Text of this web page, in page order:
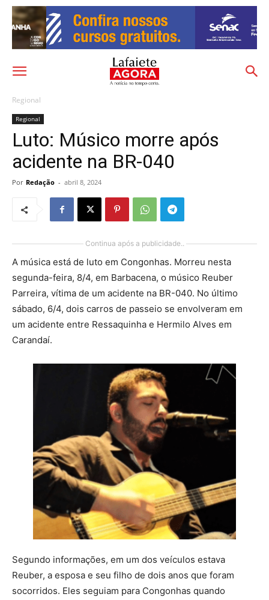
Regional
Regional
Luto: Músico morre após
acidente na BR-040
Por Redação - abril 8, 2024
Continua após a publicidade..
A música está de luto em Congonhas. Morreu nesta
segunda-feira, 8/4, em Barbacena, o músico Reuber
Parreira, vítima de um acidente na BR-040. No último
sábado, 6/4, dois carros de passeio se envolveram em
um acidente entre Ressaquinha e Hermilo Alves em
Carandaí.
Segundo informações, em um dos veículos estava
Reuber, a esposa e seu filho de dois anos que foram
socorridos. Eles seguiam para Congonhas quando